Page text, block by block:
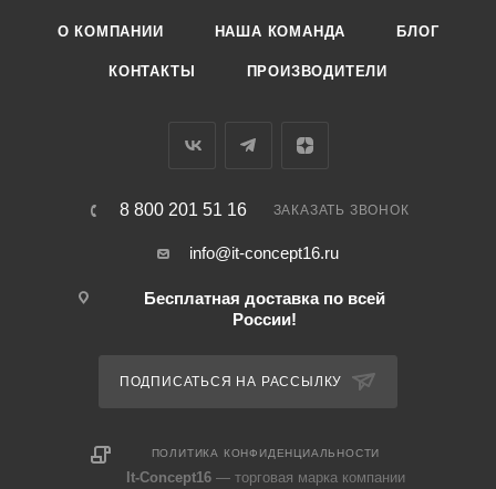
О КОМПАНИИ НАША КОМАНДА БЛОГ
КОНТАКТЫ ПРОИЗВОДИТЕЛИ
8 800 201 51 16 ЗАКАЗАТЬ ЗВОНОК
info@it-concept16.ru
Бесплатная доставка по всей
России!
ПОДПИСАТЬСЯ НА РАССЫЛКУ
ПОЛИТИКА КОНФИДЕНЦИАЛЬНОСТИ
It-Concept16 — торговая марка компании